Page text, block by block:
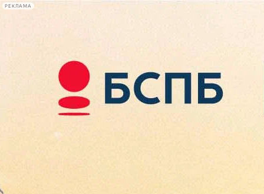
РЕКЛАМА
Сегодня:
2026.08.09
13:09
Афиша Plus